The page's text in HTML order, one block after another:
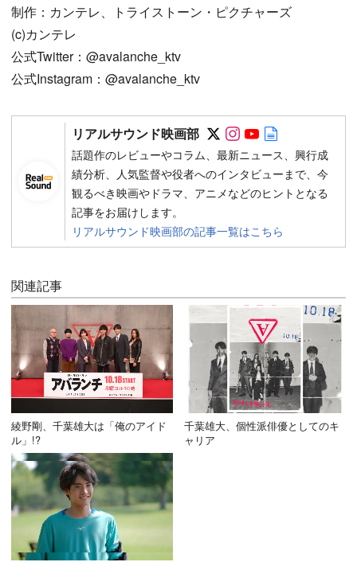
制作：カンテレ、トライストーン・ピクチャーズ
(c)カンテレ
公式Twitter：@avalanche_ktv
公式Instagram：@avalanche_ktv
リアルサウンド映画部 Follow on SNS
Follow on SNS
Follow on
話題作のレビューやコラム、最新ニュース、興行成
績分析、人気監督や役者へのインタビューまで、今
観るべき映画やドラマ、アニメなどのヒントとなる
記事をお届けします。
リアルサウンド映画部の記事一覧はこちら
関連記事
綾野剛、千葉雄大は「俺のアイド
ル」!?
千葉雄大、個性派俳優としてのキ
ャリア